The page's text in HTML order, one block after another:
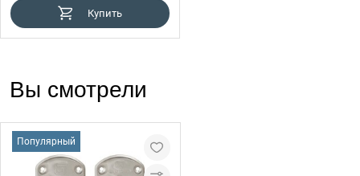
Купить
Вы смотрели
Популярный